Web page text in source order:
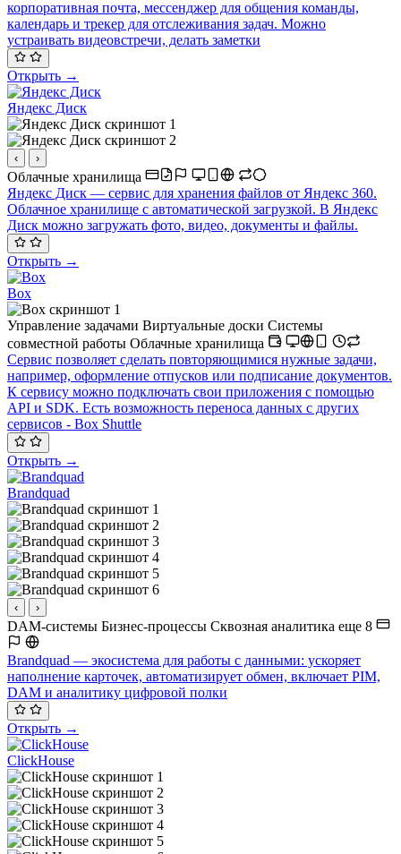
корпоративная почта, мессенджер для общения команды,
календарь и трекер для отслеживания задач. Можно
устраивать видеовстречи, делать заметки
Открыть →
Яндекс Диск
‹ ›
Облачные хранилища
Яндекс Диск — сервис для хранения файлов от Яндекс 360.
Облачное хранилище с автоматической загрузкой. В Яндекс
Диск можно загружать фото, видео, документы и файлы.
Открыть →
Box
Управление задачами Виртуальные доски Системы
совместной работы Облачные хранилища
Сервис позволяет сделать повторяющимися нужные задачи,
например, оформление отпусков или подписание документов.
К сервису можно подключать свои приложения с помощью
API и SDK. Есть возможность переноса данных с других
сервисов - Box Shuttle
Открыть →
Brandquad
‹ ›
DAM-системы Бизнес-процессы Сквозная аналитика еще 8
Brandquad — экосистема для работы с данными: ускоряет
наполнение карточек, автоматизирует обмен, включает PIM,
DAM и аналитику цифровой полки
Открыть →
ClickHouse